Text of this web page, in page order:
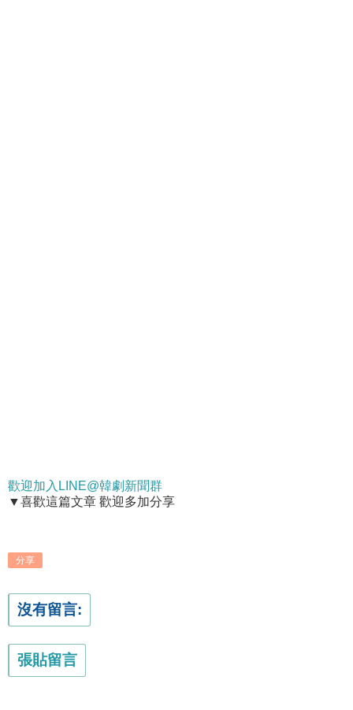
歡迎加入LINE@韓劇新聞群
▼喜歡這篇文章 歡迎多加分享
分享
沒有留言:
張貼留言